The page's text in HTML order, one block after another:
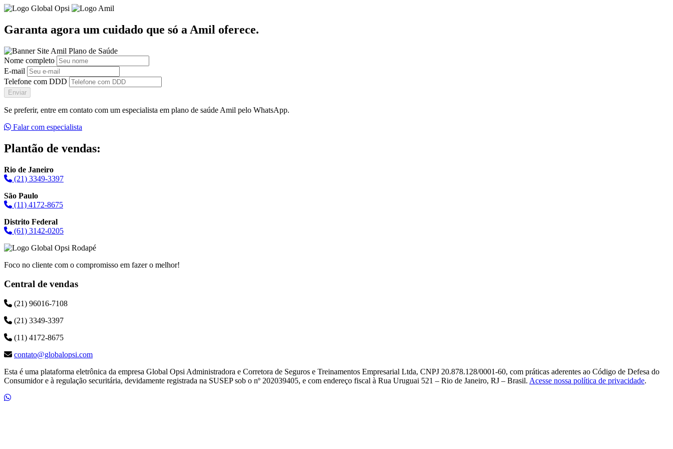
Garanta agora um cuidado que só a Amil oferece.
Nome completo
E-mail
Telefone com DDD
Enviar
Se preferir, entre em contato com um especialista em plano de saúde Amil pelo WhatsApp.
Falar com especialista
Plantão de vendas:
Rio de Janeiro
(21) 3349-3397
São Paulo
(11) 4172-8675
Distrito Federal
(61) 3142-0205
Foco no cliente com o compromisso em fazer o melhor!
Central de vendas
(21) 96016-7108
(21) 3349-3397
(11) 4172-8675
contato@globalopsi.com
Esta é uma plataforma eletrônica da empresa Global Opsi Administradora e Corretora de Seguros e Treinamentos Empresarial Ltda, CNPJ 20.878.128/0001-60, com práticas aderentes ao Código de Defesa do
Consumidor e à regulação securitária, devidamente registrada na SUSEP sob o nº 202039405, e com endereço fiscal à Rua Uruguai 521 – Rio de Janeiro, RJ – Brasil. Acesse nossa política de privacidade.